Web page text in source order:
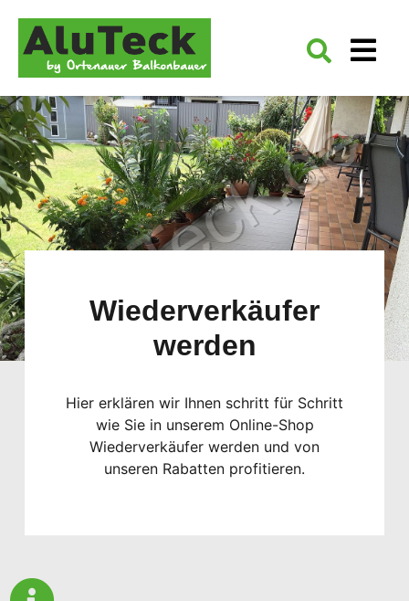
Wiederverkäufer
werden
Hier erklären wir Ihnen schritt für Schritt
wie Sie in unserem Online-Shop
Wiederverkäufer werden und von
unseren Rabatten profitieren.